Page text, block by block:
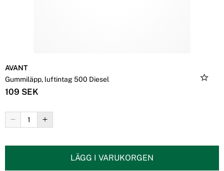
AVANT
Gummiläpp, luftintag 500 Diesel
109 SEK
LÄGG I VARUKORGEN